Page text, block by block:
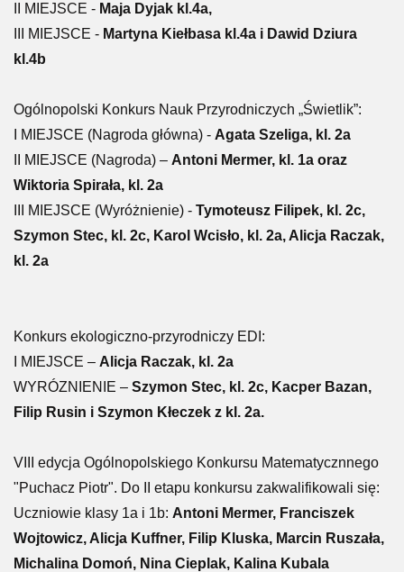
MIEJSCE - Maja Dyjak kl.4a,
MIEJSCE - Martyna Kiełbasa kl.4a i Dawid Dziura
kl.4b
Ogólnopolski Konkurs Nauk Przyrodniczych „Świetlik”:
I MIEJSCE (Nagroda główna) - Agata Szeliga, kl. 2a
II MIEJSCE (Nagroda) – Antoni Mermer, kl. 1a oraz
Wiktoria Spirała, kl. 2a
III MIEJSCE (Wyróżnienie) - Tymoteusz Filipek, kl. 2c,
Szymon Stec, kl. 2c, Karol Wcisło, kl. 2a, Alicja Raczak,
kl. 2a
Konkurs ekologiczno-przyrodniczy EDI:
I MIEJSCE – Alicja Raczak, kl. 2a
WYRÓZNIENIE – Szymon Stec, kl. 2c, Kacper Bazan,
Filip Rusin i Szymon Kłeczek z kl. 2a.
VIII edycja Ogólnopolskiego Konkursu Matematycznnego
"Puchacz Piotr". Do II etapu konkursu zakwalifikowali się:
Uczniowie klasy 1a i 1b: Antoni Mermer, Franciszek
Wojtowicz, Alicja Kuffner, Filip Kluska, Marcin Ruszała,
Michalina Domoń, Nina Cieplak, Kalina Kubala